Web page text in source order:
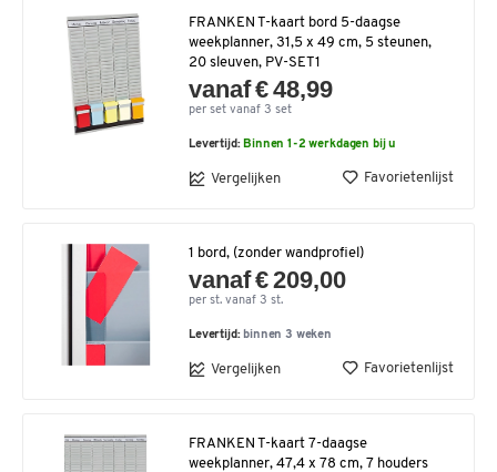
FRANKEN T-kaart bord 5-daagse
weekplanner, 31,5 x 49 cm, 5 steunen,
20 sleuven, PV-SET1
vanaf € 48,99
per set vanaf 3 set
Levertijd: Binnen 1-2 werkdagen bij u
Vergelijken Favorietenlijst
1 bord, (zonder wandprofiel)
vanaf € 209,00
per st. vanaf 3 st.
Levertijd: binnen 3 weken
Vergelijken Favorietenlijst
FRANKEN T-kaart 7-daagse
weekplanner, 47,4 x 78 cm, 7 houders